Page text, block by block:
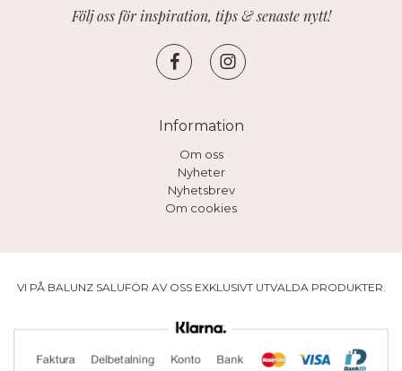
Följ oss för inspiration, tips & senaste nytt!
Information
Om oss
Nyheter
Nyhetsbrev
Om cookies
VI PÅ BALUNZ SALUFÖR AV OSS EXKLUSIVT UTVALDA PRODUKTER.